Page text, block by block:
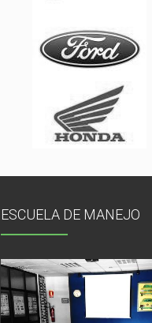
ESCUELA DE MANEJO